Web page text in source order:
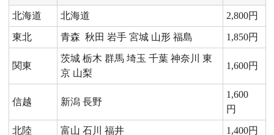
北海道 北海道 2,800円
東北 青森 秋田 岩手 宮城 山形 福島 1,850円
関東
茨城 栃木 群馬 埼玉 千葉 神奈川 東
京 山梨
1,600円
信越 新潟 長野
1,600
円
北陸 富山 石川 福井 1,400円